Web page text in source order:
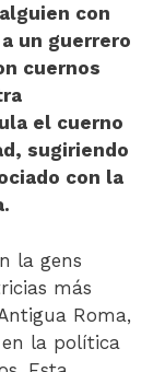
con
un guerrero
cuernos
el cuerno
sugiriendo
con la
la gens
más
Roma,
la política